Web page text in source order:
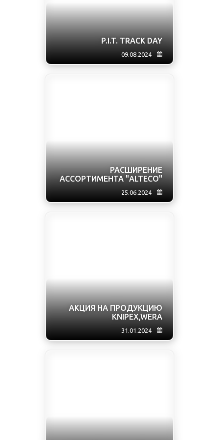
P.I.T. TRACK DAY
09.08.2024
РАСШИРЕНИЕ
АССОРТИМЕНТА "ALTECO"
25.06.2024
АКЦИЯ НА ПРОДУКЦИЮ
KNIPEX,WERA
31.01.2024